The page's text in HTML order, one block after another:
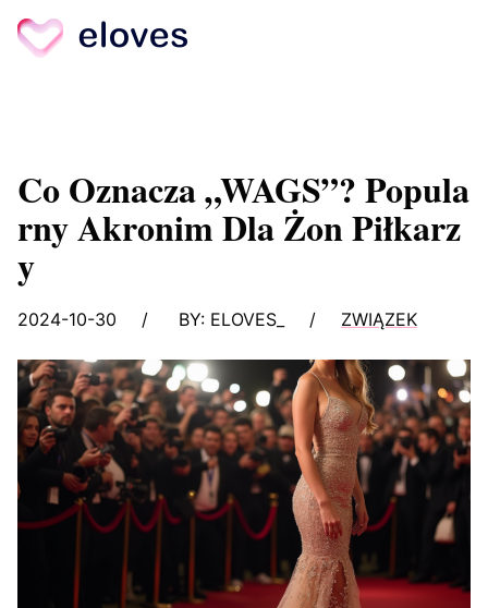
Co Oznacza „WAGS”? Popula
Rny Akronim Dla Żon Piłkarz
Y
2024-10-30 / BY: ELOVES_ / ZWIĄZEK